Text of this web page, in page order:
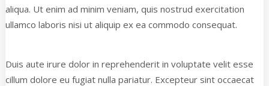
aliqua. Ut enim ad minim veniam, quis nostrud exercitation
ullamco laboris nisi ut aliquip ex ea commodo consequat.
Duis aute irure dolor in reprehenderit in voluptate velit esse
cillum dolore eu fugiat nulla pariatur. Excepteur sint occaecat